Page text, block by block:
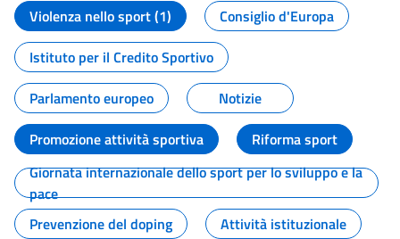
Violenza nello sport (1)
Consiglio d'Europa
Istituto per il Credito Sportivo
Parlamento europeo
Notizie
Promozione attività sportiva
Riforma sport
Giornata internazionale dello sport per lo sviluppo e la
pace
Prevenzione del doping
Attività istituzionale